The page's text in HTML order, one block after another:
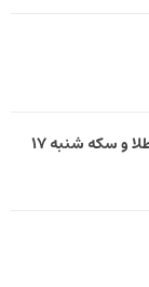
یک پیش ‌بینی مهم برای قیمت دلار، طلا و سکه شنبه ۱۷